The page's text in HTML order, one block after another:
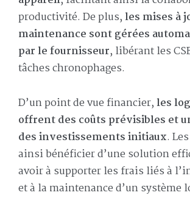
productivité. De plus,les mises à
maintenance sont gérées
par le fournisseur, libérant les
tâches chronophages.
D’un point de vue financier,les
offrent des coûts prévisibles et
des investissements initiaux.
ainsi bénéficier d’une solution
avoir à supporter les frais liés à
et à la maintenance d’un système